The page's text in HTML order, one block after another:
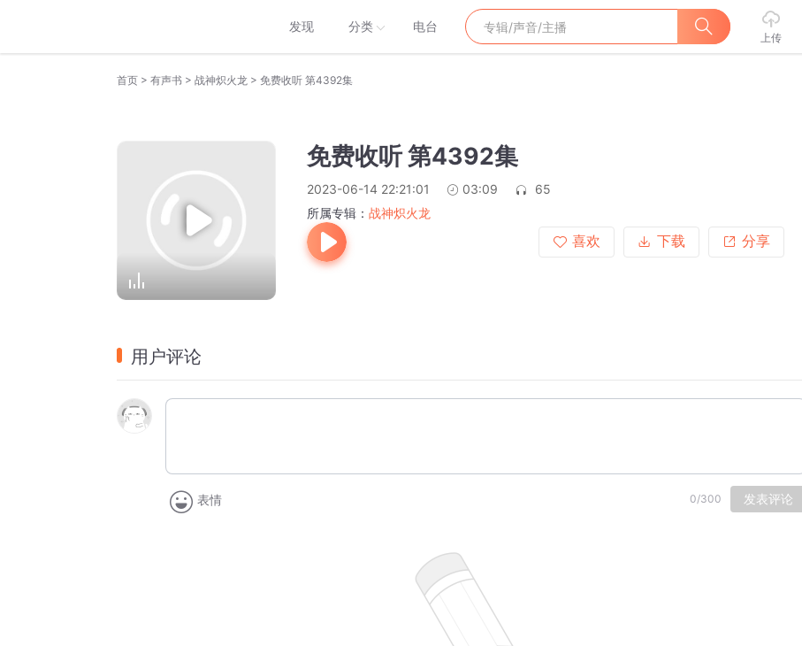
发现 分类 电台
上传
首页 > 有声书 > 战神炽火龙 > 免费收听 第4392集
免费收听 第4392集
2023-06-14 22:21:01 03:09
65
所属专辑： 战神炽火龙
喜欢
下载 分享
用户评论
表情 0/300 发表评论